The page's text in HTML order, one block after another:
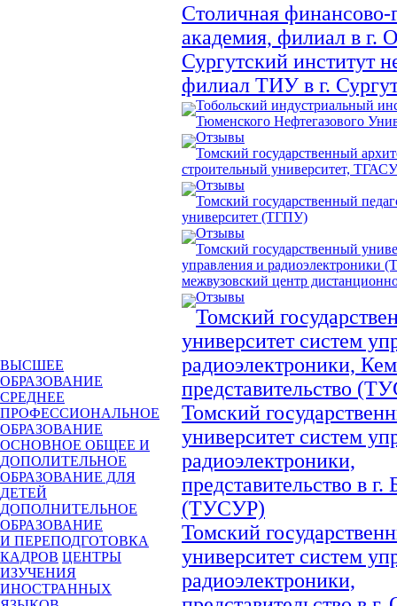
ВЫСШЕЕ
ОБРАЗОВАНИЕ
СРЕДНЕЕ
ПРОФЕССИОНАЛЬНОЕ
ОБРАЗОВАНИЕ
ОСНОВНОЕ ОБЩЕЕ И
ДОПОЛИТЕЛЬНОЕ
ОБРАЗОВАНИЕ ДЛЯ
ДЕТЕЙ
ДОПОЛНИТЕЛЬНОЕ
ОБРАЗОВАНИЕ
И ПЕРЕПОДГОТОВКА
КАДРОВ ЦЕНТРЫ
ИЗУЧЕНИЯ
ИНОСТРАННЫХ
Столичная финансово-
академия, филиал в г.
Сургутский институт
филиал ТИУ в г.
Тобольский индустриальный
Тюменского Нефтегазового
Отзывы
Томский государственный
строительный университет, ТГАСУ
Отзывы
Томский государственный
университет (ТГПУ)
Отзывы
Томский государственный
управления и радиоэлектроники
межвузовский центр
Отзывы
Томский
университет систем
радиоэлектроники,
представительство
Томский
университет систем
радиоэлектроники,
представительство в г.
(ТУСУР)
Томский
университет систем
радиоэлектроники,